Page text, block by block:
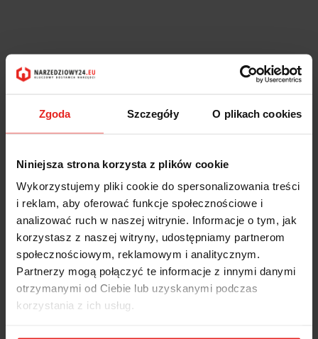
Zgoda Szczegóły O plikach cookies
Niniejsza strona korzysta z plików cookie
Wykorzystujemy pliki cookie do spersonalizowania treści
i reklam, aby oferować funkcje społecznościowe i
analizować ruch w naszej witrynie. Informacje o tym, jak
korzystasz z naszej witryny, udostępniamy partnerom
społecznościowym, reklamowym i analitycznym.
Partnerzy mogą połączyć te informacje z innymi danymi
otrzymanymi od Ciebie lub uzyskanymi podczas
korzystania z ich usług.